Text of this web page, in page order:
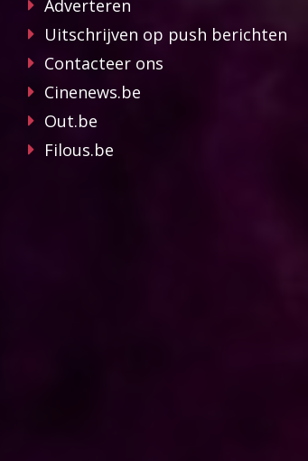
Adverteren
Uitschrijven op push berichten
Contacteer ons
Cinenews.be
Out.be
Filous.be